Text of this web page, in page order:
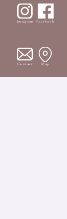
Instagram Facebook
Contact Map